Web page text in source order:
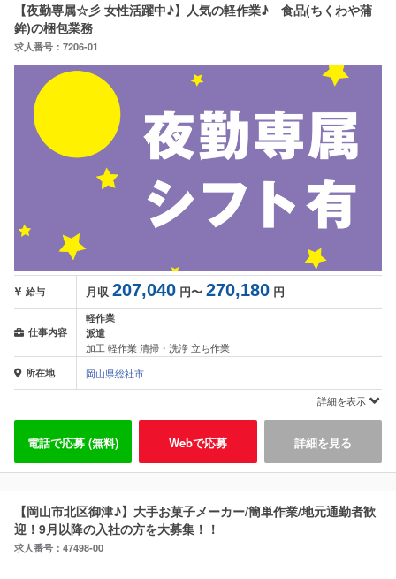
【夜勤専属☆彡 女性活躍中♪】人気の軽作業♪ 食品(ちくわや蒲
鉾)の梱包業務
求人番号：7206-01
給与 月収 207,040 円〜 270,180 円
仕事内容
軽作業
派遣
加工 軽作業 清掃・洗浄 立ち作業
所在地
岡山県総社市
詳細を表示
電話で応募 (無料) Webで応募 詳細を見る
【岡山市北区御津♪】大手お菓子メーカー/簡単作業/地元通勤者歓
迎！9月以降の入社の方を大募集！！
求人番号：47498-00